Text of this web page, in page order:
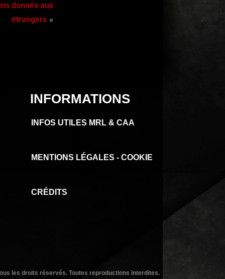
donnés aux
étrangers
INFORMATIONS
INFOS UTILES MRL & CAA
MENTIONS LÉGALES - COOKIE
CRÉDITS
les droits réservés. Toutes reproductions interdites.